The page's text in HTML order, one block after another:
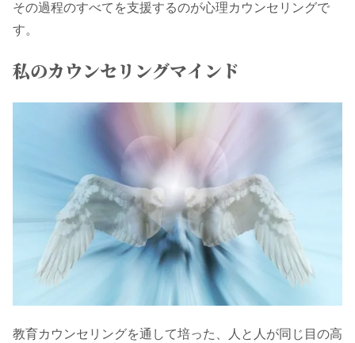
その過程のすべてを支援するのが心理カウンセリングで
す。
私のカウンセリングマインド
教育カウンセリングを通して培った、人と人が同じ目の高